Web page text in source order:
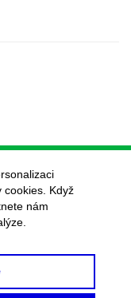
cookies. Když
nám